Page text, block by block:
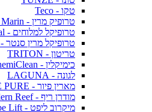
טקו - Teco
טרופיק מרין - Tropic Marin
טרופיקל למלוחים - Tropical
טרופיקל מרין סנטר - TMC
טריטון - TRITON
כימיקלין - ChemiClean
לגונה - LAGUNA
מארין פיור - MARINE PURE
מודרן ריף - Modern Reef
מיקרוב ליפט - Microbe Lift